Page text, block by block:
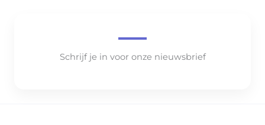
Schrijf je in voor onze nieuwsbrief